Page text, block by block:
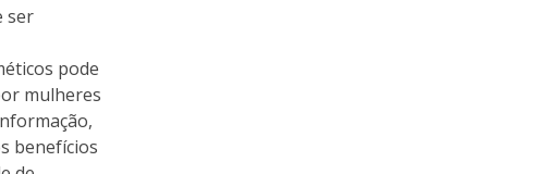
ser
pode
mulheres
benefícios